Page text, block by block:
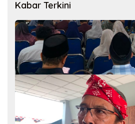
Kabar Terkini